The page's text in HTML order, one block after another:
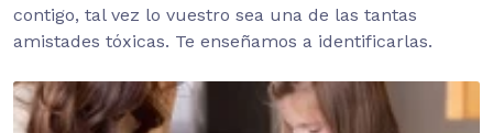
contigo, tal vez lo vuestro sea una de las tantas
amistades tóxicas. Te enseñamos a identificarlas.